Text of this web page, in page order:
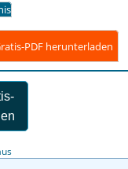
PDF herunterladen